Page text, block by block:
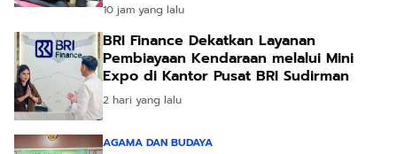
10 jam yang lalu
BRI Finance Dekatkan Layanan
Pembiayaan Kendaraan melalui Mini
Expo di Kantor Pusat BRI Sudirman
2 hari yang lalu
AGAMA DAN BUDAYA